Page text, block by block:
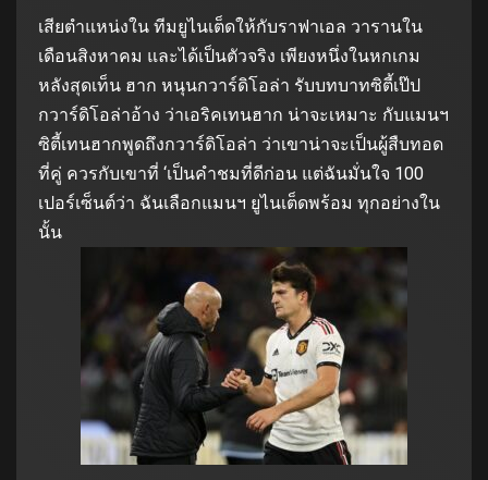
เสียตำแหน่งใน ทีมยูไนเต็ดให้กับราฟาเอล วารานใน
เดือนสิงหาคม และได้เป็นตัวจริง เพียงหนึ่งในหกเกม
หลังสุดเท็น ฮาก หนุนกวาร์ดิโอล่า รับบทบาทซิตี้เป๊ป
กวาร์ดิโอล่าอ้าง ว่าเอริคเทนฮาก น่าจะเหมาะ กับแมนฯ
ซิตี้เทนฮากพูดถึงกวาร์ดิโอล่า ว่าเขาน่าจะเป็นผู้สืบทอด
ที่คู่ ควรกับเขาที่ ‘เป็นคำชมที่ดีก่อน แต่ฉันมั่นใจ 100
เปอร์เซ็นต์ว่า ฉันเลือกแมนฯ ยูไนเต็ดพร้อม ทุกอย่างใน
นั้น